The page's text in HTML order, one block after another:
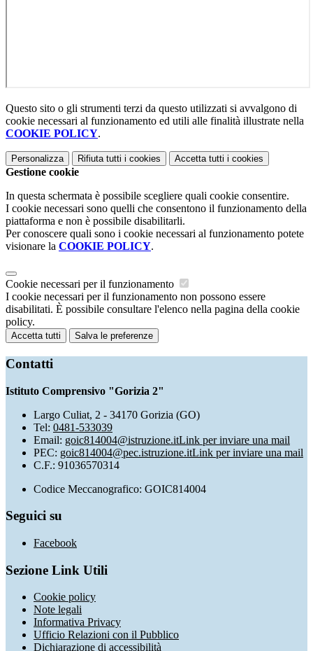
Questo sito o gli strumenti terzi da questo utilizzati si avvalgono di
cookie necessari al funzionamento ed utili alle finalità illustrate nella
COOKIE POLICY.
Personalizza Rifiuta tutti i cookies Accetta tutti i cookies
Gestione cookie
In questa schermata è possibile scegliere quali cookie consentire.
I cookie necessari sono quelli che consentono il funzionamento della
piattaforma e non è possibile disabilitarli.
Per conoscere quali sono i cookie necessari al funzionamento potete
visionare la COOKIE POLICY.
Cookie necessari per il funzionamento
I cookie necessari per il funzionamento non possono essere
disabilitati. È possibile consultare l'elenco nella pagina della cookie
policy.
Accetta tutti Salva le preferenze
Contatti
Istituto Comprensivo "Gorizia 2"
Largo Culiat, 2 - 34170 Gorizia (GO)
Tel: 0481-533039
Email: goic814004@istruzione.itLink per inviare una mail
PEC: goic814004@pec.istruzione.itLink per inviare una mail
C.F.: 91036570314
Codice Meccanografico: GOIC814004
Seguici su
Facebook
Sezione Link Utili
Cookie policy
Note legali
Informativa Privacy
Ufficio Relazioni con il Pubblico
Dichiarazione di accessibilità